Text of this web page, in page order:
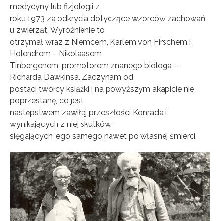
medycyny lub fizjologii z
roku 1973 za odkrycia dotyczące wzorców zachowań
u zwierząt. Wyróżnienie to
otrzymał wraz z Niemcem, Karlem von Firschem i
Holendrem – Nikolaasem
Tinbergenem, promotorem znanego biologa –
Richarda Dawkinsa. Zaczynam od
postaci twórcy książki i na powyższym akapicie nie
poprzestanę, co jest
następstwem zawiłej przeszłości Konrada i
wynikających z niej skutków,
sięgających jego samego nawet po własnej śmierci.